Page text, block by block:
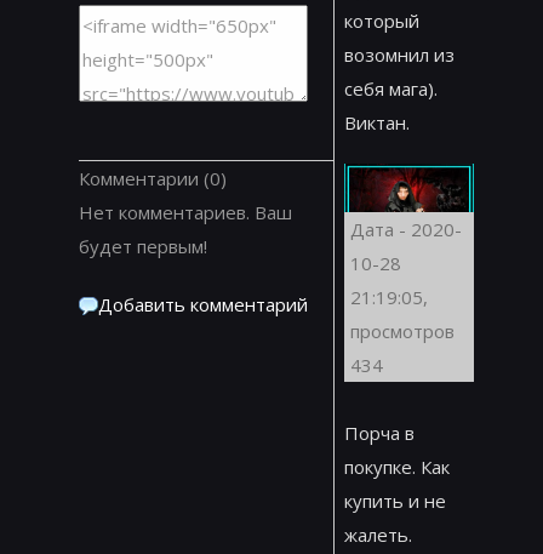
Комментарии (0)
Нет комментариев. Ваш
будет первым!
Добавить комментарий
который
возомнил из
себя мага).
Виктан.
Дата - 2020-
10-28
21:19:05,
просмотров
434
Порча в
покупке. Как
купить и не
жалеть.